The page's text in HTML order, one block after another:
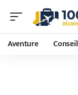
Aventure